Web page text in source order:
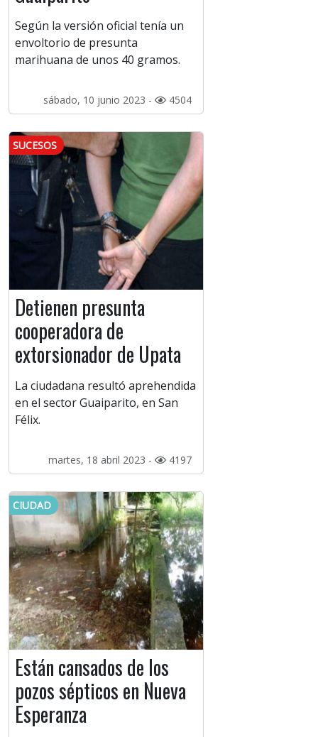
Según la versión oficial tenía un
envoltorio de presunta
marihuana de unos 40 gramos.
sábado, 10 junio 2023 - 4504
SUCESOS
Detienen presunta
cooperadora de
extorsionador de Upata
La ciudadana resultó aprehendida
en el sector Guaiparito, en San
Félix.
martes, 18 abril 2023 - 4197
CIUDAD
Están cansados de los
pozos sépticos en Nueva
Esperanza